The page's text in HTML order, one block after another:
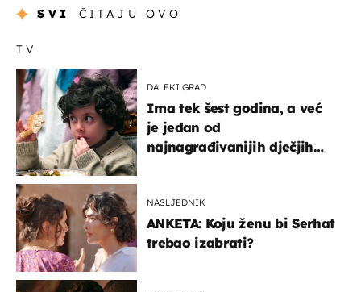
SVI ČITAJU OVO
TV
DALEKI GRAD
Ima tek šest godina, a već
je jedan od
najnagrađivanijih dječjih
NASLJEDNIK
ANKETA: Koju ženu bi Serhat
trebao izabrati?